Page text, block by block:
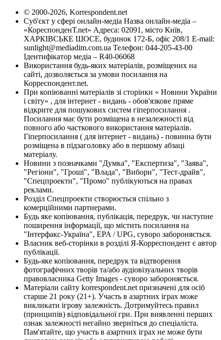
© 2000-2026, Korrespondent.net
Суб'єкт у сфері онлайн-медіа Назва онлайн-медіа –
«КореспонденТ.net» Адреса: 02091, місто Київ,
ХАРКІВСЬКЕ ШОСЕ, будинок 172-Б, офіс 208/1 E-mail:
sunlight@mediadim.com.ua Телефон: 044-205-43-00
Ідентифікатор медіа – R40-06068
Використання будь-яких матеріалів, розміщених на
сайті, дозволяється за умови посилання на
Корреспондент.net.
При копіюванні матеріалів зі сторінки « Новини України
і світу» , для інтернет - видань - обов'язкове пряме
відкрите для пошукових систем гіперпосилання .
Посилання має бути розміщена в незалежності від
повного або часткового використання матеріалів.
Гіперпосилання ( для інтернет - видань) - повинна бути
розміщена в підзаголовку або в першому абзаці
матеріалу.
Новини з позначками "Думка", "Експертиза", "Заява",
"Регіони", "Гроші", "Влада", "Вибори", "Тест-драйв",
"Спецпроекти", "Промо" публікуються на правах
реклами.
Розділ Спецпроекти створюється спільно з
комерційними партнерами.
Будь яке копіювання, публікація, передрук, чи наступне
поширення інформації, що містить посилання на
"Інтерфакс-Україна", EPA / UPG, суворо забороняється.
Власник веб-сторінки в розділі Я-Корреспондент є автор
публікації.
Будь-яке копіювання, передрук та відтворення
фотографічних творів та/або аудіовізуальних творів
правовласника Getty Images - суворо забороняється.
Матеріали сайту korrespondent.net призначені для осіб
старше 21 року (21+). Участь в азартних іграх може
викликати ігрову залежність. Дотримуйтесь правил
(принципів) відповідальної гри. При виявленні перших
ознак залежності негайно зверніться до спеціаліста.
Пам'ятайте, що участь в азартних іграх не може бути